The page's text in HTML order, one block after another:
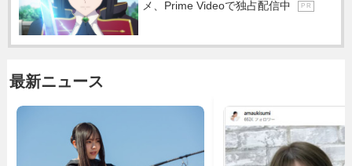
メ、Prime Videoで独占配信中
P R
最新ニュース